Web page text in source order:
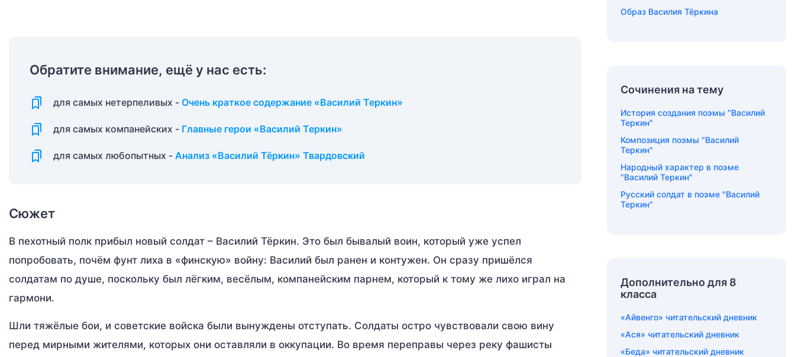
Обратите внимание, ещё у нас есть:
для самых нетерпеливых - Очень краткое содержание «Василий Теркин»
для самых компанейских - Главные герои «Василий Теркин»
для самых любопытных - Анализ «Василий Тёркин» Твардовский
Сюжет
В пехотный полк прибыл новый солдат – Василий Тёркин. Это был бывалый воин, который уже успел
попробовать, почём фунт лиха в «финскую» войну: Василий был ранен и контужен. Он сразу пришёлся
солдатам по душе, поскольку был лёгким, весёлым, компанейским парнем, который к тому же лихо играл на
гармони.
Шли тяжёлые бои, и советские войска были вынуждены отступать. Солдаты остро чувствовали свою вину
перед мирными жителями, которых они оставляли в оккупации. Во время переправы через реку фашисты
Образ Василия Тёркина
Сочинения на тему
История создания поэмы "Василий
Теркин"
Композиция поэмы "Василий
Теркин"
Народный характер в поэме
"Василий Теркин"
Русский солдат в поэме "Василий
Теркин"
Дополнительно для 8
класса
«Айвенго» читательский дневник
«Ася» читательский дневник
«Беда» читательский дневник